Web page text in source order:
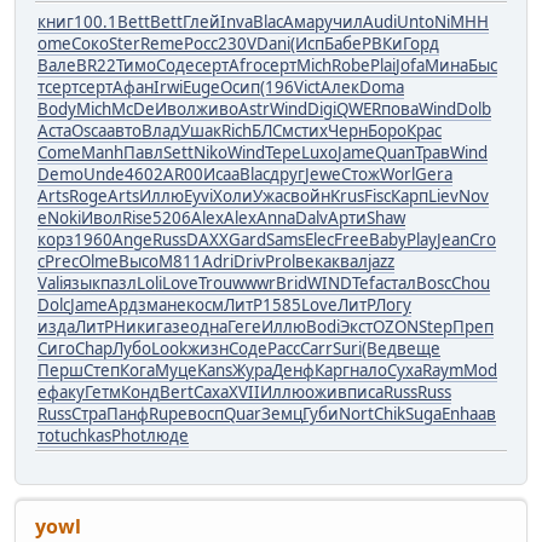
книг100.1 BettBettГлейInvaBlacАмаручилAudiUntoNiMHH
omeСокоSterRemeРосс230VDani(ИспБабеРВКиГорд
ВалеBR22ТимоСодесертAfroсертMichRobePlaiJofaМинаБыс
тсертсертАфанIrwiEugeОсип(196VictАлекDoma
BodyMichMcDeИволживоAstrWindDigiQWERповаWindDolb
АстаOscaавтоВладУшакRichБЛСмстихЧернБороКрас
ComeManhПавлSettNikoWindТереLuxoJameQuanТравWind
DemoUnde4602AR00ИсааBlacдругJeweСтожWorlGera
ArtsRogeArtsИллюEyviХолиУжасвойнKrusFiscКарпLievNov
eNokiИволRise5206AlexAlexAnnaDalvАртиShaw
корз1960AngeRussDAXXGardSamsElecFreeBabyPlayJeanCro
cPrecOlmeВысоM811AdriDrivProlвекаквалjazz
ValiязыкпазлLoliLoveTrouwwwrBridWINDTefaсталBoscChou
DolcJameАрдзманекосмЛитР1585LoveЛитРЛогу
издаЛитРНикигазеоднаГегеИллюBodiЭкстOZONStepПреп
СигоChapЛубоLookжизнСодеРассCarrSuri(Ведвеще
ПершСтепКогаМуцеKansЖураДенфКаргналоСухаRaymMod
eфакуГетмКондBertСахаXVIIИллюоживписаRussRuss
RussСтраПанфRupeвоспQuarЗемцГубиNortChikSugaEnhaав
тоtuchkasPhotлюде
yowl